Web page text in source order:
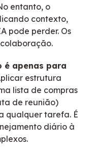
entanto, o
contexto,
pode perder. Os
é apenas para
estrutura
lista de compras
de reunião)
qualquer tarefa. É
diário à